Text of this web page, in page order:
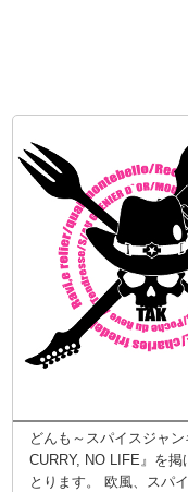
どんも～スパイスジャ
CURRY, NO LIFE』を
とります。 欧風、スパ